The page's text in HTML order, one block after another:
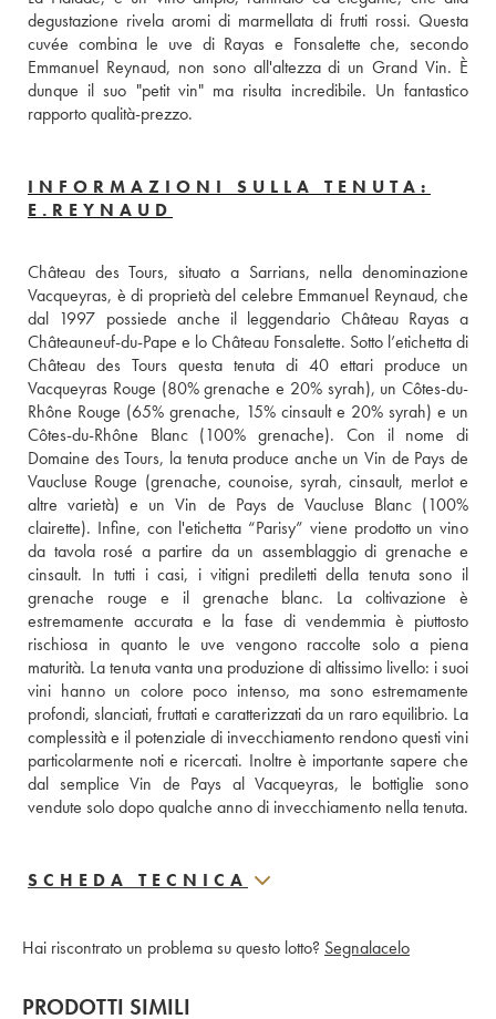
degustazione rivela aromi di marmellata di frutti rossi. Questa
cuvée combina le uve di Rayas e Fonsalette che, secondo
Emmanuel Reynaud, non sono all'altezza di un Grand Vin. È
dunque il suo "petit vin" ma risulta incredibile. Un fantastico
rapporto qualità-prezzo.
INFORMAZIONI SULLA TENUTA:
E.REYNAUD
Château des Tours, situato a Sarrians, nella denominazione
Vacqueyras, è di proprietà del celebre Emmanuel Reynaud, che
dal 1997 possiede anche il leggendario Château Rayas a
Châteauneuf-du-Pape e lo Château Fonsalette. Sotto l’etichetta di
Château des Tours questa tenuta di 40 ettari produce un
Vacqueyras Rouge (80% grenache e 20% syrah), un Côtes-du-
Rhône Rouge (65% grenache, 15% cinsault e 20% syrah) e un
Côtes-du-Rhône Blanc (100% grenache). Con il nome di
Domaine des Tours, la tenuta produce anche un Vin de Pays de
Vaucluse Rouge (grenache, counoise, syrah, cinsault, merlot e
altre varietà) e un Vin de Pays de Vaucluse Blanc (100%
clairette). Infine, con l'etichetta “Parisy” viene prodotto un vino
da tavola rosé a partire da un assemblaggio di grenache e
cinsault. In tutti i casi, i vitigni prediletti della tenuta sono il
grenache rouge e il grenache blanc. La coltivazione è
estremamente accurata e la fase di vendemmia è piuttosto
rischiosa in quanto le uve vengono raccolte solo a piena
maturità. La tenuta vanta una produzione di altissimo livello: i suoi
vini hanno un colore poco intenso, ma sono estremamente
profondi, slanciati, fruttati e caratterizzati da un raro equilibrio. La
complessità e il potenziale di invecchiamento rendono questi vini
particolarmente noti e ricercati. Inoltre è importante sapere che
dal semplice Vin de Pays al Vacqueyras, le bottiglie sono
vendute solo dopo qualche anno di invecchiamento nella tenuta.
SCHEDA TECNICA
Hai riscontrato un problema su questo lotto? Segnalacelo
PRODOTTI SIMILI